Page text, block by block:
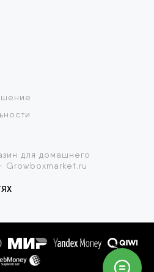
для домашнего
Growboxmarket.ru